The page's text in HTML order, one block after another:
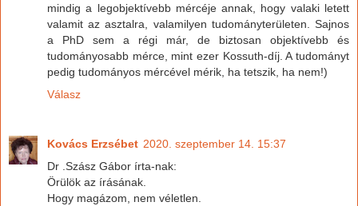
mindig a legobjektívebb mércéje annak, hogy valaki letett
valamit az asztalra, valamilyen tudományterületen. Sajnos
a PhD sem a régi már, de biztosan objektívebb és
tudományosabb mérce, mint ezer Kossuth-díj. A tudományt
pedig tudományos mércével mérik, ha tetszik, ha nem!)
Válasz
Kovács Erzsébet 2020. szeptember 14. 15:37
Dr .Szász Gábor írta-nak:
Örülök az írásának.
Hogy magázom, nem véletlen.